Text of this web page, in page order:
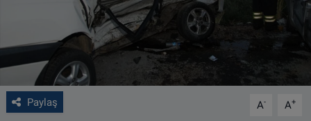
Paylaş A- A+
VIDEO GALERİ
ALGEMENE VOORWAARDEN
CONTACT
Çerez Politikası